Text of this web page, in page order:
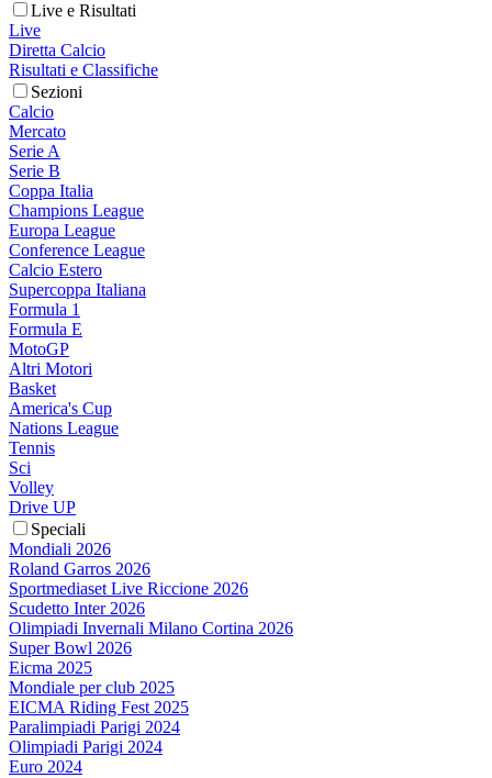
Live e Risultati
Live
Diretta Calcio
Risultati e Classifiche
Sezioni
Calcio
Mercato
Serie A
Serie B
Coppa Italia
Champions League
Europa League
Conference League
Calcio Estero
Supercoppa Italiana
Formula 1
Formula E
MotoGP
Altri Motori
Basket
America's Cup
Nations League
Tennis
Sci
Volley
Drive UP
Speciali
Mondiali 2026
Roland Garros 2026
Sportmediaset Live Riccione 2026
Scudetto Inter 2026
Olimpiadi Invernali Milano Cortina 2026
Super Bowl 2026
Eicma 2025
Mondiale per club 2025
EICMA Riding Fest 2025
Paralimpiadi Parigi 2024
Olimpiadi Parigi 2024
Euro 2024